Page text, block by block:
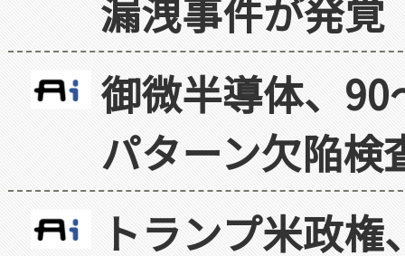
漏洩事件が発覚
御微半導体、
パターン欠陥検
トランプ米政